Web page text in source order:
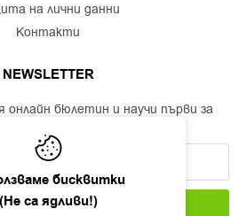
бисквитки
(Не са ядливи!)
на лични данни
контакти
NEWSLETTER
онлайн бюлетин и научи първи за
ЗАПИШИ СЕ